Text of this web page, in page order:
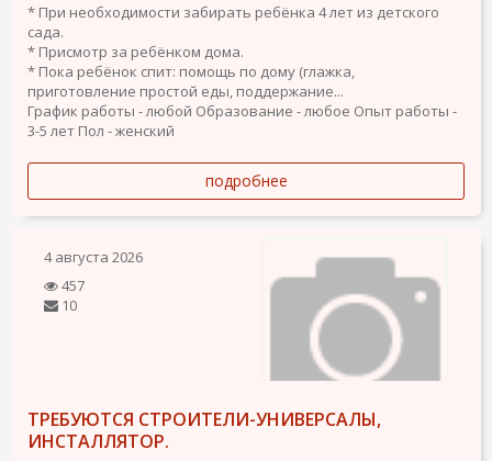
* При необходимости забирать ребёнка 4 лет из детского
сада.
* Присмотр за ребёнком дома.
* Пока ребёнок спит: помощь по дому (глажка,
приготовление простой еды, поддержание...
График работы - любой Образование - любое Опыт работы -
3-5 лет Пол - женский
подробнее
4 августа 2026
457
10
ТРЕБУЮТСЯ СТРОИТЕЛИ-УНИВЕРСАЛЫ,
ИНСТАЛЛЯТОР.